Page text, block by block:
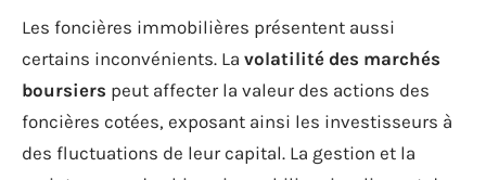
Les foncières immobilières présentent aussi
certains inconvénients. La volatilité des marchés
boursiers peut affecter la valeur des actions des
foncières cotées, exposant ainsi les investisseurs à
des fluctuations de leur capital. La gestion et la